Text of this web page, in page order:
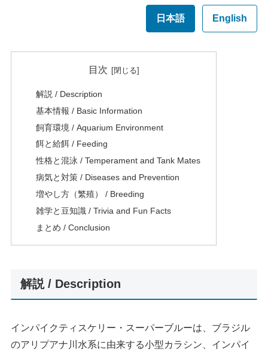
日本語 English
目次
解説 / Description
基本情報 / Basic Information
飼育環境 / Aquarium Environment
餌と給餌 / Feeding
性格と混泳 / Temperament and Tank Mates
病気と対策 / Diseases and Prevention
増やし方（繁殖） / Breeding
雑学と豆知識 / Trivia and Fun Facts
まとめ / Conclusion
解説 / Description
インパイクティスケリー・スーパーブルーは、ブラジル
のアリプアナ川水系に由来する小型カラシン、インパイ